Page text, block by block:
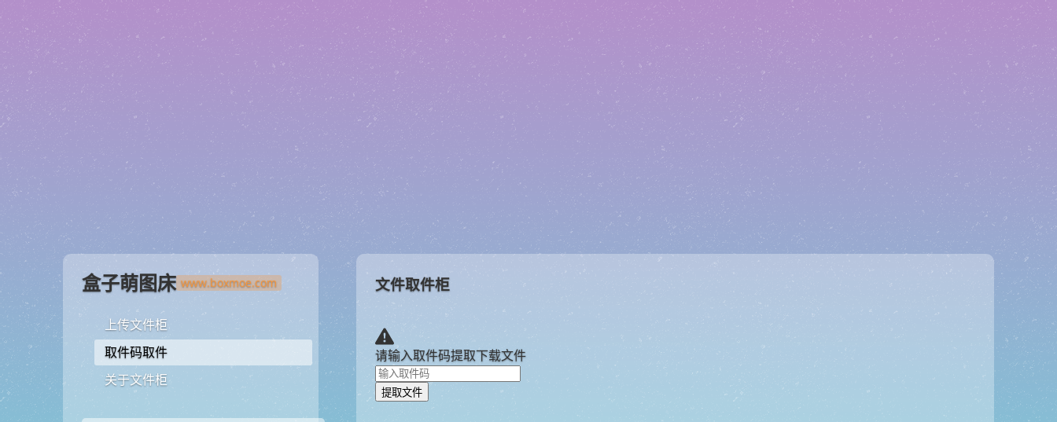
盒子萌图床
上传文件柜
取件码取件
关于文件柜
文件取件柜
请输入取件码提取下载文件
提取文件